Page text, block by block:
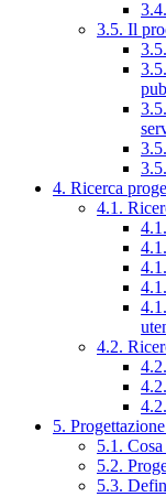
3.5. Il
4. Ricerca
4.1.
4.2.
5.
5.1.
5.2.
5.3.